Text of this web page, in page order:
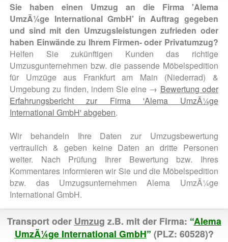
Sie haben einen Umzug an die Firma 'Alema
UmzÃ¼ge International GmbH' in Auftrag gegeben
und sind mit den Umzugsleistungen zufrieden oder
haben Einwände zu Ihrem Firmen- oder Privatumzug?
Helfen Sie zukünftigen Kunden das richtige
Umzusgunternehmen bzw. die passende Möbelspedition
für Umzüge aus Frankfurt am Main (Niederrad) &
Umgebung zu finden, indem Sie eine → Bewertung oder
Erfahrungsbericht zur Firma 'Alema UmzÃ¼ge
International GmbH' abgeben.
Wir behandeln Ihre Daten zur Umzugsbewertung
vertraulich & geben keine Daten an dritte Personen
weiter. Nach Prüfung Ihrer Bewertung bzw. Ihres
Kommentares informieren wir Sie und die Möbelspedition
bzw. das Umzugsunternehmen Alema UmzÃ¼ge
International GmbH.
Transport oder Umzug z.B. mit der Firma: “Alema
UmzÃ¼ge International GmbH” (PLZ: 60528)?